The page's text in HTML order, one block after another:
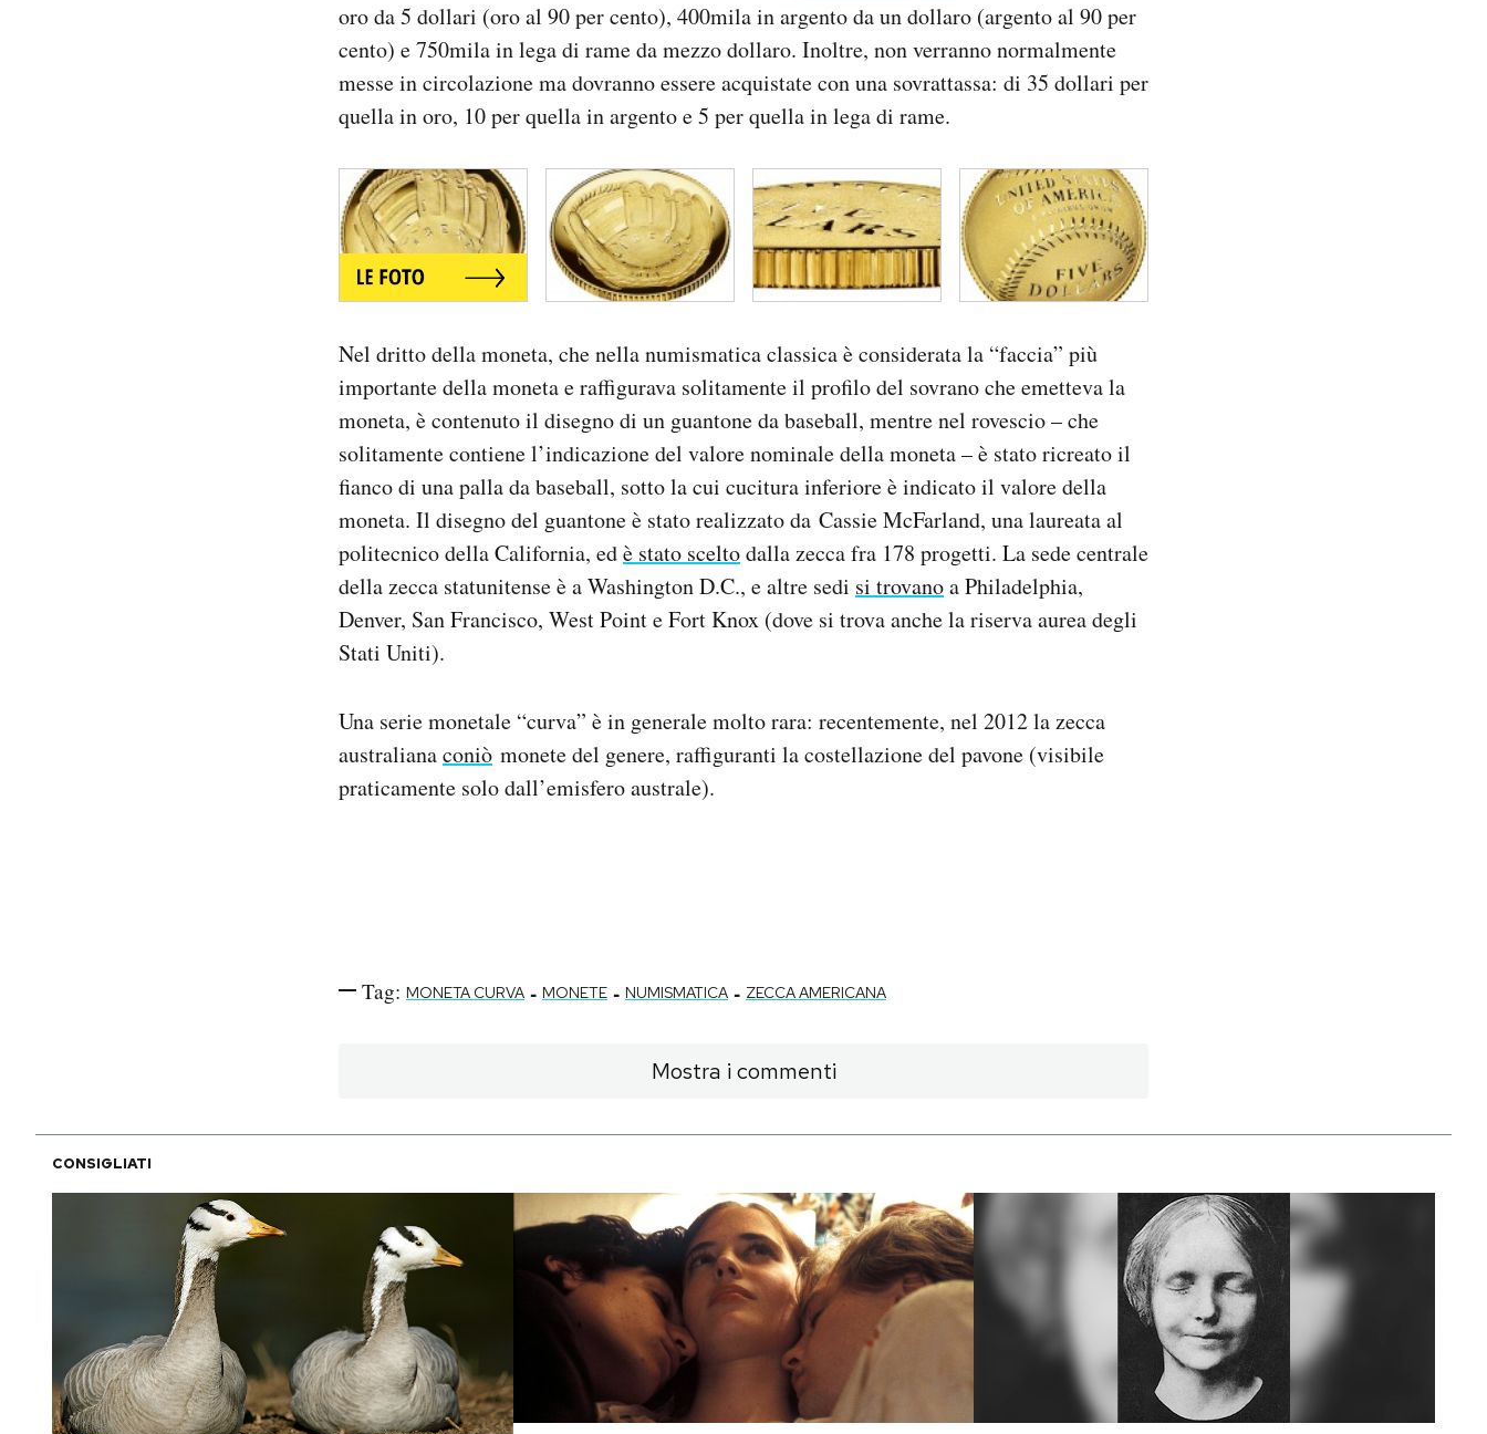
oro da 5 dollari (oro al 90 per cento), 400mila in argento da un dollaro (argento al 90 per
cento) e 750mila in lega di rame da mezzo dollaro. Inoltre, non verranno normalmente
messe in circolazione ma dovranno essere acquistate con una sovrattassa: di 35 dollari per
quella in oro, 10 per quella in argento e 5 per quella in lega di rame.
Nel dritto della moneta, che nella numismatica classica è considerata la “faccia” più
importante della moneta e raffigurava solitamente il profilo del sovrano che emetteva la
moneta, è contenuto il disegno di un guantone da baseball, mentre nel rovescio – che
solitamente contiene l’indicazione del valore nominale della moneta – è stato ricreato il
fianco di una palla da baseball, sotto la cui cucitura inferiore è indicato il valore della
moneta. Il disegno del guantone è stato realizzato da Cassie McFarland, una laureata al
politecnico della California, edè stato sceltodalla zecca fra 178 progetti. La sede centrale
della zecca statunitense è a Washington D.C., e altre sedi si trovanoa Philadelphia,
Denver, San Francisco, West Point e Fort Knox (dove si trova anche la riserva aurea degli
Stati Uniti).
Una serie monetale “curva” è in generale molto rara: recentemente, nel 2012 la zecca
australianaconiò monete del genere, raffiguranti la costellazione del pavone (visibile
praticamente solo dall’emisfero australe).
Tag: MONETA CURVA - MONETE - NUMISMATICA - ZECCA AMERICANA
Mostra i commenti
CONSIGLIATI